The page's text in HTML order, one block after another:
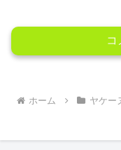
コ
ホーム ヤケー